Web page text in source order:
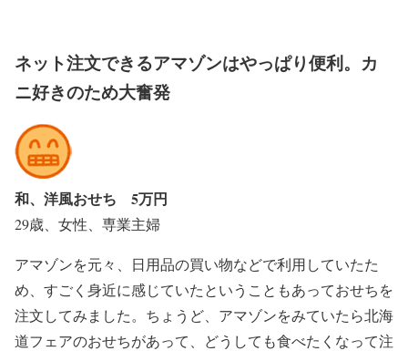
ネット注文できるアマゾンはやっぱり便利。カ
ニ好きのため大奮発
和、洋風おせち 5万円
29歳、女性、専業主婦
アマゾンを元々、日用品の買い物などで利用していたた
め、すごく身近に感じていたということもあっておせちを
注文してみました。ちょうど、アマゾンをみていたら北海
道フェアのおせちがあって、どうしても食べたくなって注